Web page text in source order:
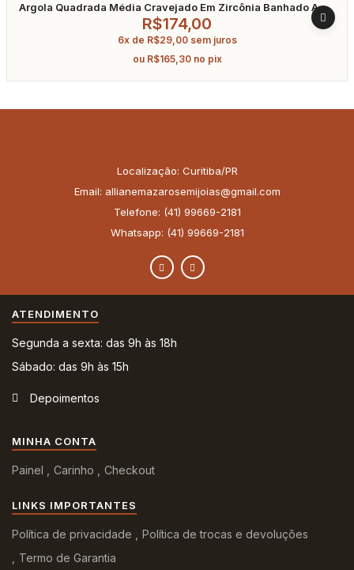
Argola Quadrada Média Cravejado Em Zircônia Banhado A
R$174,00
6x de R$29,00 sem juros
ou R$165,30 no pix
Localização: Curitiba/PR
Email: allianemazarosemijoias@gmail.com
Telefone: (41) 99669-2181
Whatsapp: (41) 99669-2181
ATENDIMENTO
Segunda a sexta: das 9h às 18h
Sábado: das 9h às 15h
Depoimentos
MINHA CONTA
Painel Carinho Checkout
LINKS IMPORTANTES
Política de privacidade
Política de trocas e devoluções
Termo de Garantia